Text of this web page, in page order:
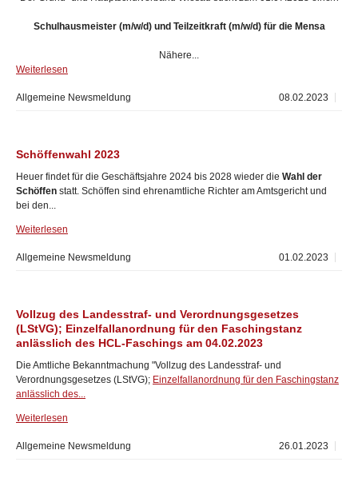
Schulhausmeister (m/w/d) und Teilzeitkraft (m/w/d) für die Mensa
Nähere...
Weiterlesen
08.02.2023
Allgemeine Newsmeldung
Schöffenwahl 2023
Heuer findet für die Geschäftsjahre 2024 bis 2028 wieder die Wahl der
Schöffen statt. Schöffen sind ehrenamtliche Richter am Amtsgericht und
bei den...
Weiterlesen
01.02.2023
Allgemeine Newsmeldung
Vollzug des Landesstraf- und Verordnungsgesetzes
(LStVG); Einzelfallanordnung für den Faschingstanz
anlässlich des HCL-Faschings am 04.02.2023
Die Amtliche Bekanntmachung "Vollzug des Landesstraf- und
Verordnungsgesetzes (LStVG); Einzelfallanordnung für den Faschingstanz
anlässlich des...
Weiterlesen
26.01.2023
Allgemeine Newsmeldung